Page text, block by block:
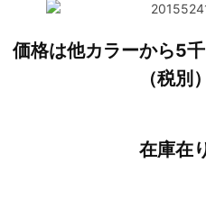
価格は他カラーから5
（税別
在庫在